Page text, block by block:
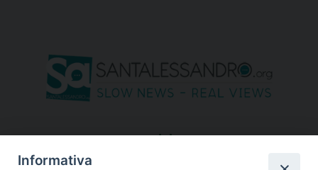
seguici su
Informativa